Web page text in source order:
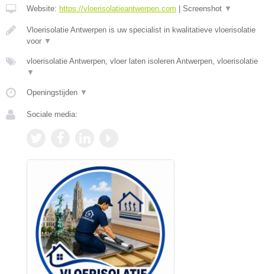
Website: https://vloerisolatieantwerpen.com Screenshot ▼
Vloerisolatie Antwerpen is uw specialist in kwalitatieve vloerisolatie
voor ▼
vloerisolatie Antwerpen, vloer laten isoleren Antwerpen, vloerisolatie
▼
Openingstijden ▼
Sociale media: